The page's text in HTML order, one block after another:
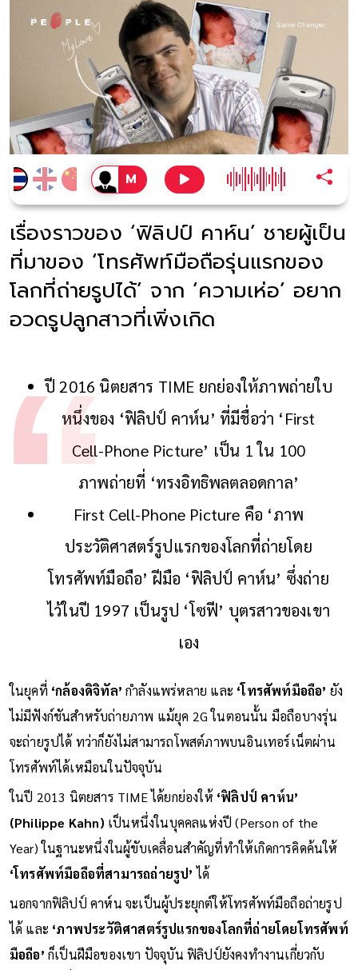
เรื่องราวของ ‘ฟิลิปป์ คาห์น’ ชายผู้เป็น
ที่มาของ ‘โทรศัพท์มือถือรุ่นแรกของ
โลกที่ถ่ายรูปได้’ จาก ‘ความเห่อ’ อยาก
อวดรูปลูกสาวที่เพิ่งเกิด
ปี 2016 นิตยสาร TIME ยกย่องให้ภาพถ่ายใบ
หนึ่งของ ‘ฟิลิปป์ คาห์น’ ที่มีชื่อว่า ‘First
Cell-Phone Picture’ เป็น 1 ใน 100
ภาพถ่ายที่ ‘ทรงอิทธิพลตลอดกาล’
First Cell-Phone Picture คือ ‘ภาพ
ประวัติศาสตร์รูปแรกของโลกที่ถ่ายโดย
โทรศัพท์มือถือ’ ฝีมือ ‘ฟิลิปป์ คาห์น’ ซึ่งถ่าย
ไว้ในปี 1997 เป็นรูป ‘โซฟี’ บุตรสาวของเขา
เอง
ในยุคที่ ‘กล้องดิจิทัล’กำลังแพร่หลาย และ ‘โทรศัพท์มือถือ’ ยัง
ไม่มีฟังก์ชันสำหรับถ่ายภาพ แม้ยุค 2G ในตอนนั้น มือถือบางรุ่น
จะถ่ายรูปได้ ทว่าก็ยังไม่สามารถโพสต์ภาพบนอินเทอร์เน็ตผ่าน
โทรศัพท์ได้เหมือนในปัจจุบัน
ในปี 2013 นิตยสาร TIME ได้ยกย่องให้ ‘ฟิลิปป์ คาห์น’
(Philippe Kahn) เป็นหนึ่งในบุคคลแห่งปี (Person of the
Year) ในฐานะหนึ่งในผู้ขับเคลื่อนสำคัญที่ทำให้เกิดการคิดค้นให้
‘โทรศัพท์มือถือที่สามารถถ่ายรูป’ได้
นอกจากฟิลิปป์ คาห์น จะเป็นผู้ประยุกต์ให้โทรศัพท์มือถือถ่ายรูป
ได้ และ ‘ภาพประวัติศาสตร์รูปแรกของโลกที่ถ่ายโดยโทรศัพท์
มือถือ’ก็เป็นฝีมือของเขา ปัจจุบัน ฟิลิปป์ยังคงทำงานเกี่ยวกับ